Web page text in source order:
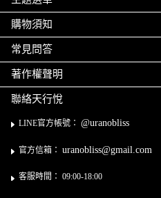
購物須知
常見問答
著作權聲明
聯絡天行悅
LINE官方帳號： @uranobliss
官方信箱： uranobliss@gmail.com
客服時間： 09:00-18:00